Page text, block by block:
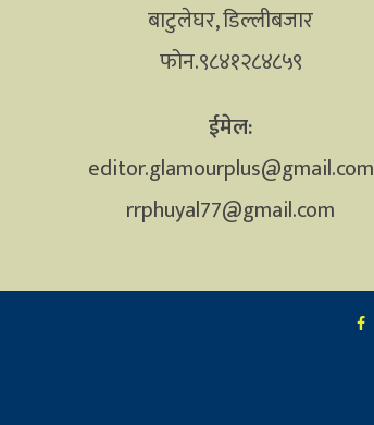
बाटुलेघर, डिल्लीबजार
फोन.९८४१२८४८५९
ईमेल:
editor.glamourplus@gmail.com
rrphuyal77@gmail.com